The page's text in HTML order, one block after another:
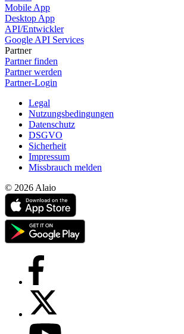
Mobile App
Desktop App
API/Entwickler
Google API Services
Partner
Partner finden
Partner werden
Partner-Login
Legal
Nutzungsbedingungen
Datenschutz
DSGVO
Sicherheit
Impressum
Missbrauch melden
© 2026 Alaio